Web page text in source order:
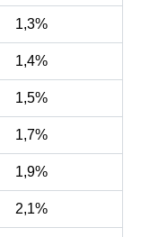
1,3%
1,4%
1,5%
1,7%
1,9%
2,1%